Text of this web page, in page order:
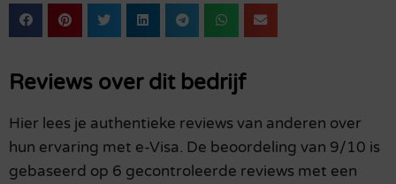
Reviews over dit bedrijf
Hier lees je authentieke reviews van anderen over
hun ervaring met e-Visa. De beoordeling van 9/10 is
gebaseerd op 6 gecontroleerde reviews met een